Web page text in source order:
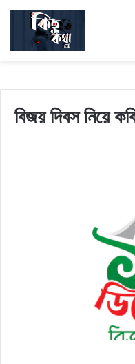
বিজয় দিবস নিয়ে